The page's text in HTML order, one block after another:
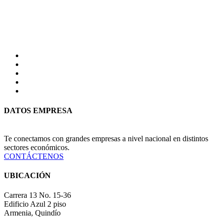
DATOS EMPRESA
Te conectamos con grandes empresas a nivel nacional en distintos
sectores económicos.
CONTÁCTENOS
UBICACIÓN
Carrera 13 No. 15-36
Edificio Azul 2 piso
Armenia, Quindío